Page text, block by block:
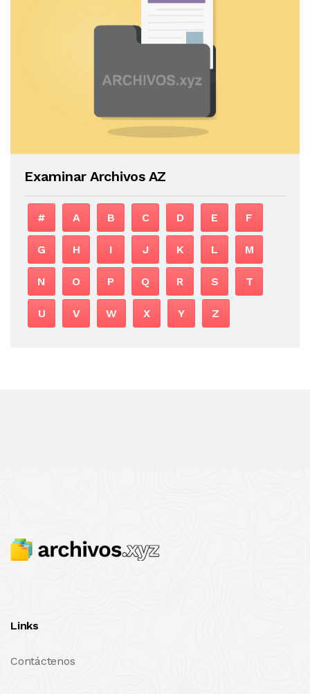
Examinar Archivos AZ
# A B C D E F
G H I J K L M
N O P Q R S T
U V W X Y Z
Links
Contáctenos